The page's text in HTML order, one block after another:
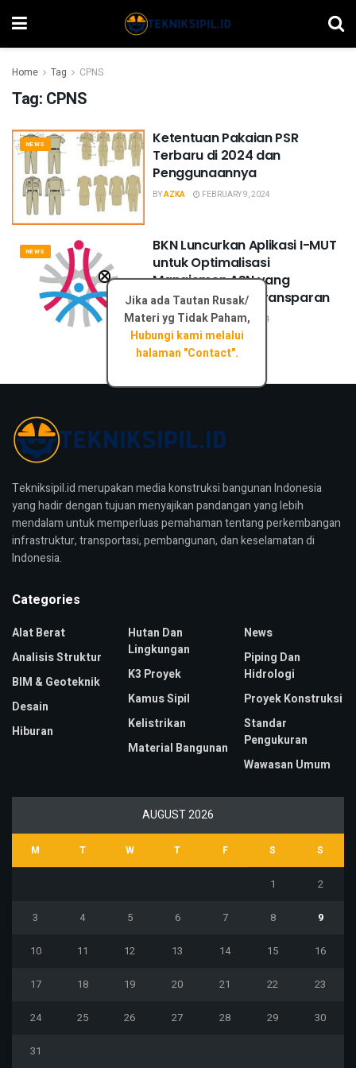
Home Tag CPNS
Tag: CPNS
NEWS
Ketentuan Pakaian PSR
Terbaru di 2024 dan
Penggunaannya
BYAZKA FEBRUARY 9, 2024
NEWS
BKN Luncurkan Aplikasi I-MUT
untuk Optimalisasi
Manajemen ASN yang
Profesional dan Transparan
BYAZKA FEBRUARY 9, 2024
Tekniksipil.id merupakan media konstruksi bangunan Indonesia
yang hadir dengan tujuan menyajikan pandangan yang lebih
mendalam untuk memperluas pemahaman tentang perkembangan
infrastruktur, transportasi, pembangunan, dan keselamatan di
Indonesia.
Jika ada Tautan Rusak/
Materi yg Tidak Paham,
Hubungi kami melalui
halaman "Contact".
×
Categories
Alat Berat
Analisis Struktur
BIM & Geoteknik
Desain
Hiburan
Hutan Dan
Lingkungan
K3 Proyek
Kamus Sipil
Kelistrikan
Material Bangunan
News
Piping Dan
Hidrologi
Proyek Konstruksi
Standar
Pengukuran
Wawasan Umum
AUGUST 2026
M T W T F S S
1 2
3 4 5 6 7 8 9
10 11 12 13 14 15 16
17 18 19 20 21 22 23
24 25 26 27 28 29 30
31